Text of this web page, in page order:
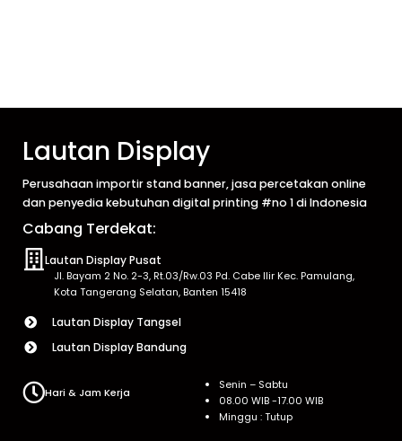
Lautan Display
Perusahaan importir stand banner, jasa percetakan online
dan penyedia kebutuhan digital printing #no 1 di Indonesia
Cabang Terdekat:
Lautan Display Pusat
Jl. Bayam 2 No. 2-3, Rt.03/Rw.03 Pd. Cabe Ilir Kec. Pamulang,
Kota Tangerang Selatan, Banten 15418
Lautan Display Tangsel
Lautan Display Bandung
Hari & Jam Kerja
Senin – Sabtu
08.00 WIB -17.00 WIB
Minggu : Tutup